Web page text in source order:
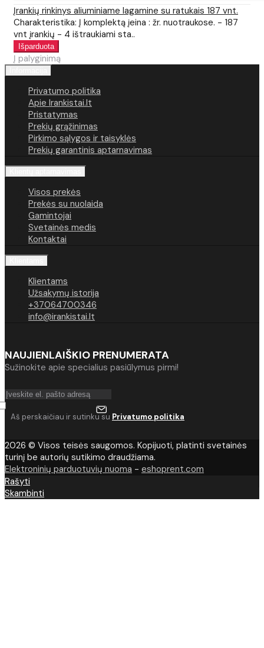
Įrankių rinkinys aliuminiame lagamine su ratukais 187 vnt.
Charakteristika: Į komplektą įeina : žr. nuotraukose. - 187
vnt įrankių - 4 ištraukiami sta..
Į palyginimą
Privatumo politika
Apie Irankistai.lt
Pristatymas
Prekių grąžinimas
Pirkimo sąlygos ir taisyklės
Prekių garantinis aptarnavimas
Visos prekės
Prekės su nuolaida
Gamintojai
Svetainės medis
Kontaktai
Klientams
Užsakymų istorija
+37064700346
info@irankistai.lt
NAUJIENLAIŠKIO PRENUMERATA
Sužinokite apie specialius pasiūlymus pirmi!
Aš perskaičiau ir sutinku su Privatumo politika
2026 © Visos teisės saugomos. Kopijuoti, platinti svetainės
turinį be autorių sutikimo draudžiama.
Elektroninių parduotuvių nuoma - eshoprent.com
Rašyti
Skambinti